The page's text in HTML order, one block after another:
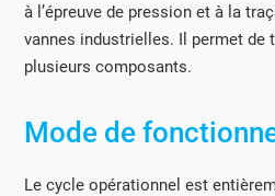
à l’épreuve de pression et à la
vannes industrielles. Il permet de
plusieurs composants.
Mode de
Le cycle opérationnel est